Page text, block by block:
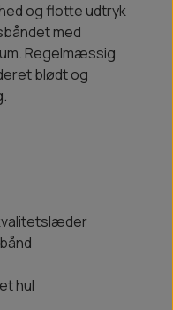
og flotte udtryk
med
Regelmæssig
blødt og
hul